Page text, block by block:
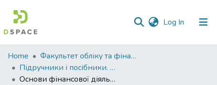
Log In (current)
Communities
&
Collections
Home
Факультет обліку та фінансів
Підручники і посібники. Факультет обліку та фінансів
Основи фінансової діяльності підприємства